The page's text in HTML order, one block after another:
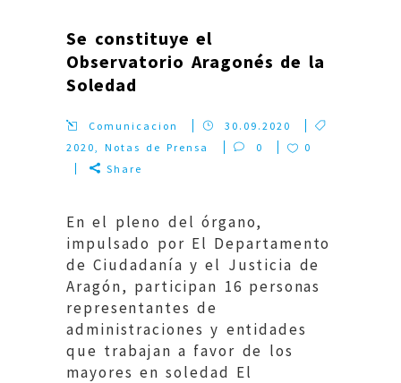
Se constituye el
Observatorio Aragonés de la
Soledad
Comunicacion
30.09.2020
2020,Notas de Prensa 0
0
Share
En el pleno del órgano,
impulsado por El Departamento
de Ciudadanía y el Justicia de
Aragón, participan 16 personas
representantes de
administraciones y entidades
que trabajan a favor de los
mayores en soledad El